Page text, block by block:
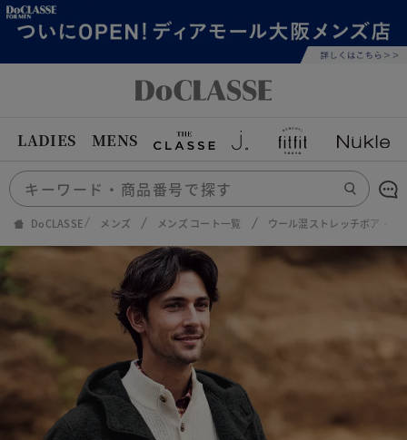
LADIES MENS
DoCLASSE メンズ メンズ コート一覧 ウール混ストレッチボア・フ